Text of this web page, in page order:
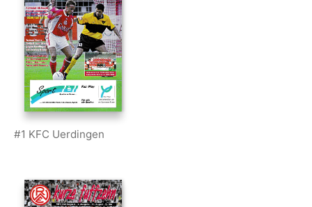
#1 KFC Uerdingen